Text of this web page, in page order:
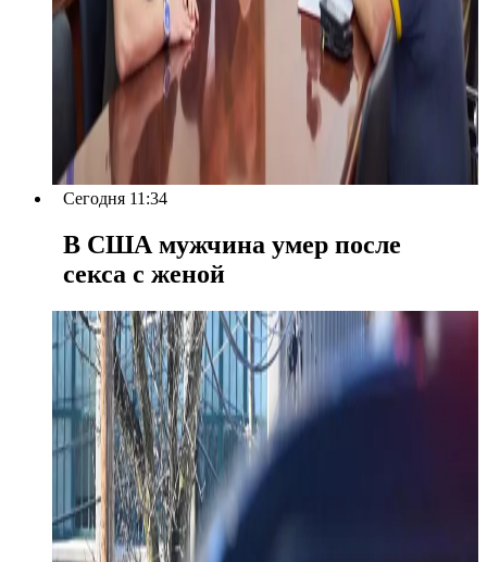
Сегодня 11:34
В США мужчина умер после
секса с женой